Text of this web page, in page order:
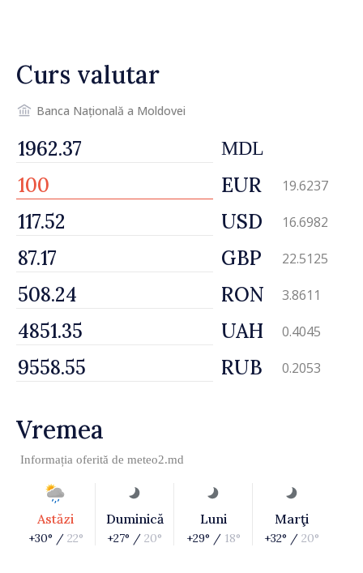
Curs valutar
Banca Națională a Moldovei
MDL
EUR 19.6237
USD 16.6982
GBP 22.5125
RON 3.8611
UAH 0.4045
RUB 0.2053
Vremea
Informația oferită de meteo2.md
Astăzi
+30° / 22°
Duminică
+27° / 20°
Luni
+29° / 18°
Marţi
+32° / 20°